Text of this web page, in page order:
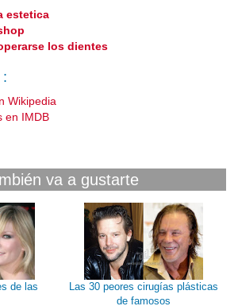
estetica
los dientes
Wikipedia
en IMDB
va a gustarte
de las
Las 30 peores cirugías plásticas
de famosos